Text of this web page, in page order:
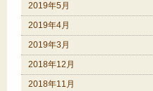
2019年5月
2019年4月
2019年3月
2018年12月
2018年11月